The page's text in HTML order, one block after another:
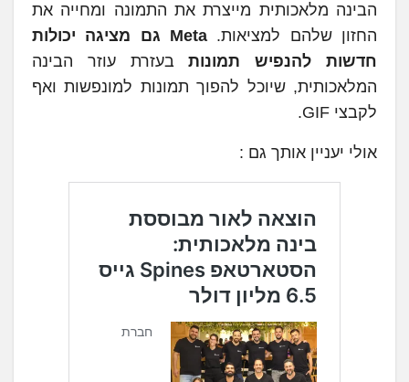
הבינה מלאכותית מייצרת את התמונה ומחייה את
החזון שלהם למציאות.
Meta גם מציגה יכולות
חדשות להנפיש תמונותבעזרת עוזר הבינה
המלאכותית, שיוכל להפוך תמונות למונפשות ואף
לקבצי GIF.
אולי יעניין אותך גם :